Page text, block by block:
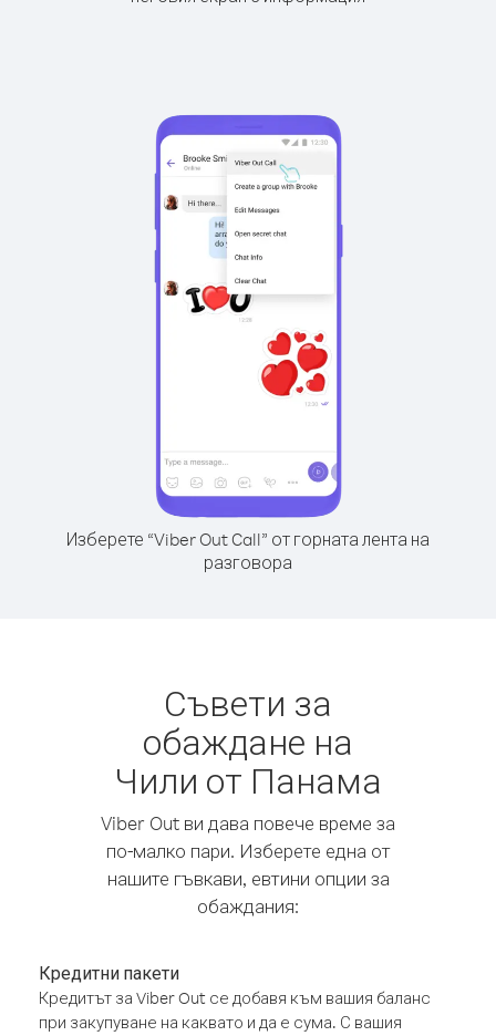
Изберете “Viber Out Call” от горната лента на
разговора
Съвети за
обаждане на
Чили от Панама
Viber Out ви дава повече време за
по-малко пари. Изберете една от
нашите гъвкави, евтини опции за
обаждания:
Кредитни пакети
Кредитът за Viber Out се добавя към вашия баланс
при закупуване на каквато и да е сума. С вашия